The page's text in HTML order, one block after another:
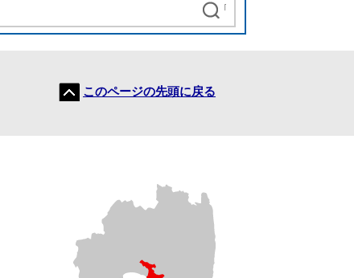
このページの先頭に戻る